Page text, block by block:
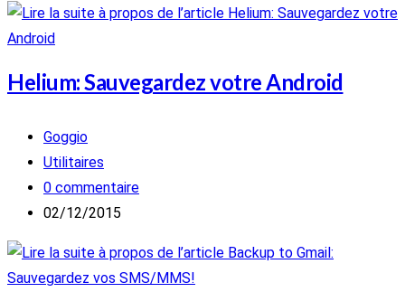
publication :
Helium: Sauvegardez votre Android
Auteur/autrice
de
la
publication :
Goggio
Post
category:
Utilitaires
Commentaires
de
publication :
0 commentaire
Publication
02/12/2015